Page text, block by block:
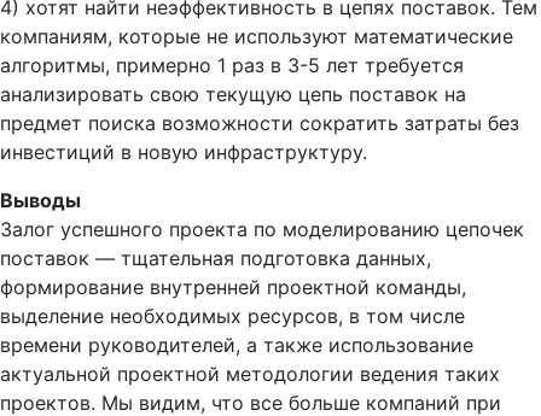
4) хотят найти неэффективность в цепях поставок. Тем
компаниям, которые не используют математические
алгоритмы, примерно 1 раз в 3-5 лет требуется
анализировать свою текущую цепь поставок на
предмет поиска возможности сократить затраты без
инвестиций в новую инфраструктуру.
Выводы
Залог успешного проекта по моделированию цепочек
поставок — тщательная подготовка данных,
формирование внутренней проектной команды,
выделение необходимых ресурсов, в том числе
времени руководителей, а также использование
актуальной проектной методологии ведения таких
проектов. Мы видим, что все больше компаний при